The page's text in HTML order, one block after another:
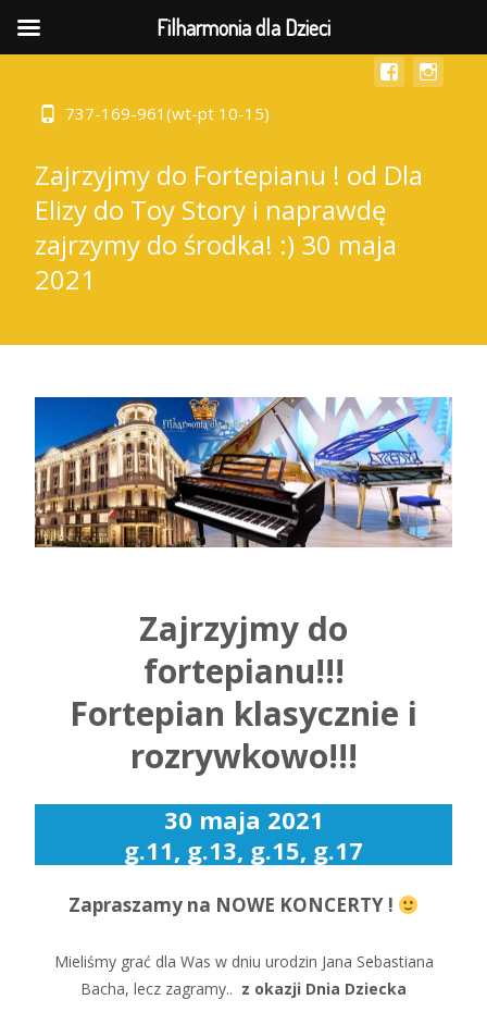
737-169-961(wt-pt 10-15)
Zajrzyjmy do Fortepianu ! od Dla
Elizy do Toy Story i naprawdę
zajrzymy do środka! :) 30 maja
2021
Zajrzyjmy do
fortepianu!!!
Fortepian klasycznie i
rozrywkowo!!!
30 maja 2021
g.11, g.13, g.15, g.17
Zapraszamy na NOWE KONCERTY !
Mieliśmy grać dla Was w dniu urodzin Jana Sebastiana
Bacha, lecz zagramy.. z okazji Dnia Dziecka
Filharmonia dla Dzieci